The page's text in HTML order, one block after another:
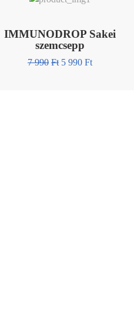
IMMUNODROP Sakei
szemcsepp
7 990 Ft 5 990 Ft